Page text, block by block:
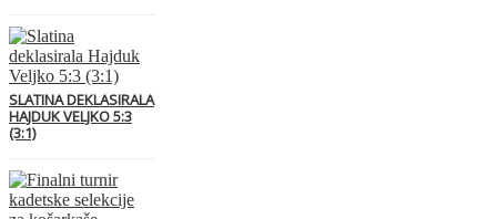
SLATINA DEKLASIRALA
HAJDUK VELJKO 5:3
(3:1)